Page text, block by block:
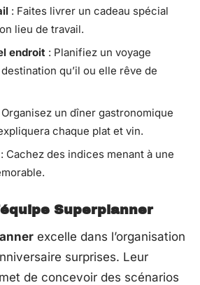
: Faites livrer un cadeau spécial
lieu de travail.
endroit : Planifiez un voyage
qu’il ou elle rêve de
Organisez un dîner gastronomique
chaque plat et vin.
: Cachez des indices menant à une
Superplanner
excelle dans l’organisation
surprises. Leur
de concevoir des scénarios